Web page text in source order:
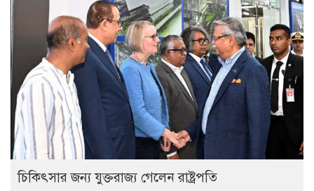
চিকিৎসার জন্য যুক্তরাজ্য গেলেন রাষ্ট্রপতি